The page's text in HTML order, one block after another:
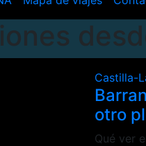
Castilla-
otro
Qué ver